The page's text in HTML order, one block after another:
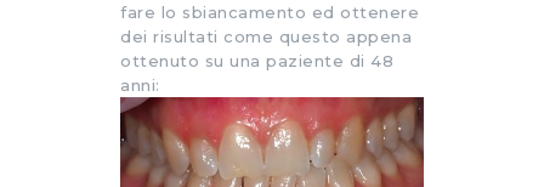
fare lo sbiancamento ed ottenere
dei risultati come questo appena
ottenuto su una paziente di 48
anni: